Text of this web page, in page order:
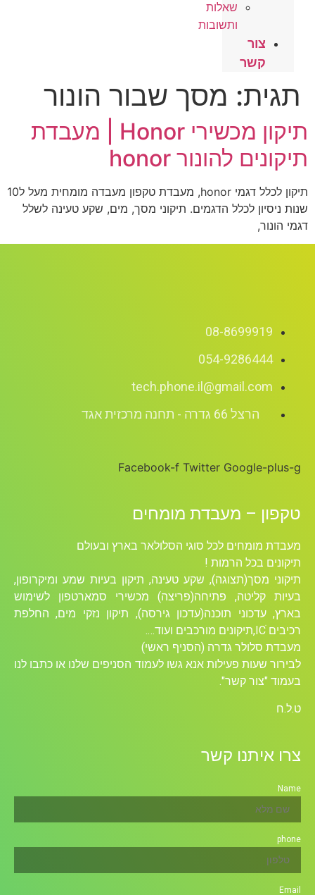
שאלות
ותשובות
צור
קשר
תגית: מסך שבור הונור
תיקון מכשירי Honor | מעבדת
תיקונים להונור honor
תיקון לכלל דגמי honor, מעבדת טקפון מעבדה מומחית מעל ל10
שנות ניסיון לכלל הדגמים. תיקוני מסך, מים, שקע טעינה לשלל
דגמי הונור,
08-8699919
054-9286444
tech.phone.il@gmail.com
הרצל 66 גדרה - תחנה מרכזית אגד
Facebook-f Twitter Google-plus-g
טקפון – מעבדת מומחים
מעבדת מומחים לכל סוגי הסלולאר בארץ ובעולם
תיקונים בכל הרמות !
תיקוני מסך(תצוגה), שקע טעינה, תיקון בעיות שמע ומיקרופון,
בעיות קליטה, פתיחה(פריצה) מכשירי סמארטפון לשימוש
בארץ, עדכוני תוכנה(עדכון גירסה), תיקון נזקי מים, החלפת
רכיבים ICׁ,תיקונים מורכבים ועוד….
מעבדת סלולר גדרה (הסניף ראשי)
לבירור שעות פעילות אנא גשו לעמוד הסניפים שלנו או כתבו לנו
בעמוד "צור קשר".
ט.ל.ח
צרו איתנו קשר
Name
phone
Email